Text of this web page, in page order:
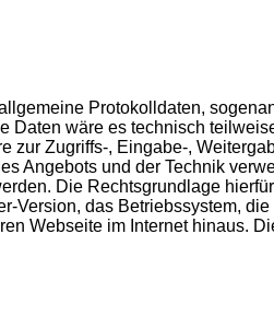
Protokolldaten,
wäre es technisch
zur Zugriffs-, Eingabe-,
Angebots und der Technik
Die Rechtsgrundlage
Version, das Betriebssystem,
Webseite im Internet hinaus.